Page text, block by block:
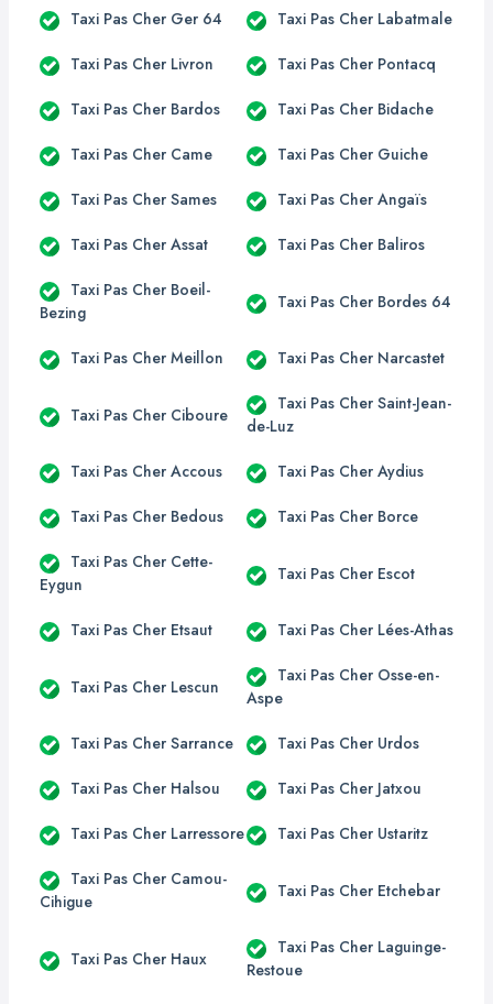
Taxi Pas Cher Ger 64 Taxi Pas Cher Labatmale
Taxi Pas Cher Livron Taxi Pas Cher Pontacq
Taxi Pas Cher Bardos Taxi Pas Cher Bidache
Taxi Pas Cher Came Taxi Pas Cher Guiche
Taxi Pas Cher Sames Taxi Pas Cher Angaïs
Taxi Pas Cher Assat Taxi Pas Cher Baliros
Taxi Pas Cher Boeil-
Bezing
Taxi Pas Cher Bordes 64
Taxi Pas Cher Meillon Taxi Pas Cher Narcastet
Taxi Pas Cher Ciboure
Taxi Pas Cher Saint-Jean-
de-Luz
Taxi Pas Cher Accous Taxi Pas Cher Aydius
Taxi Pas Cher Bedous Taxi Pas Cher Borce
Taxi Pas Cher Cette-
Eygun
Taxi Pas Cher Escot
Taxi Pas Cher Etsaut Taxi Pas Cher Lées-Athas
Taxi Pas Cher Lescun
Taxi Pas Cher Osse-en-
Aspe
Taxi Pas Cher Sarrance Taxi Pas Cher Urdos
Taxi Pas Cher Halsou Taxi Pas Cher Jatxou
Taxi Pas Cher Larressore Taxi Pas Cher Ustaritz
Taxi Pas Cher Camou-
Cihigue
Taxi Pas Cher Etchebar
Taxi Pas Cher Haux
Taxi Pas Cher Laguinge-
Restoue